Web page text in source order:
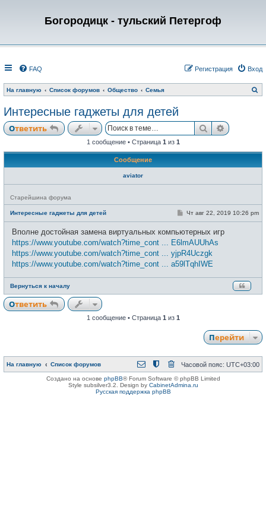
Богородицк - тульский Петергоф
FAQ Вход
Регистрация
На главную Список форумов Общество Семья
о
Интересные гаджеты для детей
Ответить Поиск
1 сообщение • Страница 1 из 1
Сообщение
aviator
Н
в
с
е
и
Старейшина форума
Интересные гаджеты для детей
С
б
щ
н
и
Чт авг 22, 2019 10:26 pm
Вполне достойная замена виртуальных компьютерных игр
https://www.youtube.com/watch?time_cont ... E6lmAUUhAs
https://www.youtube.com/watch?time_cont ... yjpR4Uczgk
https://www.youtube.com/watch?time_cont ... a59lTqhIWE
Вернуться к началу
Ответить
1 сообщение • Страница 1 из 1
Перейти
На главную Список форумов Часовой пояс: UTC+03:00
Создано на основе phpBB® Forum Software © phpBB Limited
Style subsilver3.2. Design by CabinetAdmina.ru
Русская поддержка phpBB